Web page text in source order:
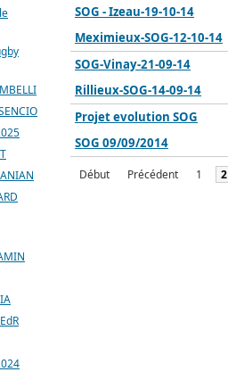
SOG - Izeau-19-10-14
Meximieux-SOG-12-10-14
SOG-Vinay-21-09-14
Rillieux-SOG-14-09-14
Projet evolution SOG
SOG 09/09/2014
Début Précédent 1 2